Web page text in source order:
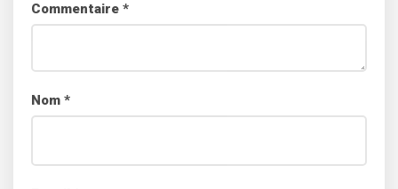
Commentaire *
Nom *